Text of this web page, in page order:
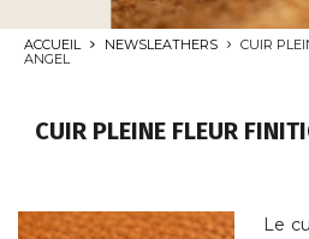
ACCUEIL NEWSLEATHERS
CUIR
ANGEL
CUIR PLEINE FLEUR
Le